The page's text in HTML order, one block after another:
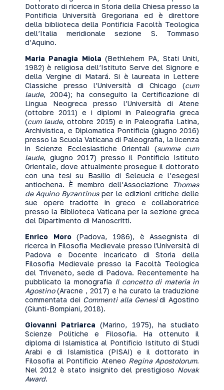
Dottorato di ricerca in Storia della Chiesa presso la
Pontificia Università Gregoriana ed è direttore
della biblioteca della Pontificia Facoltà Teologica
dell’Italia meridionale sezione S. Tommaso
d’Aquino.
Maria Panagia Miola (Bethlehem PA, Stati Uniti,
1982) è religiosa dell’Istituto Serve del Signore e
della Vergine di Matará. Si è laureata in Lettere
Classiche presso l’Università di Chicago (cum
laude, 2004); ha conseguito la Certificazione di
Lingua Neogreca presso l’Università di Atene
(ottobre 2011) e i diplomi in Paleografia greca
(cum laude, ottobre 2015) e in Paleografia Latina,
Archivistica, e Diplomatica Pontificia (giugno 2016)
presso la Scuola Vaticana di Paleografia, la licenza
in Scienze Ecclesiastiche Orientali (summa cum
laude, giugno 2017) presso il Pontificio Istituto
Orientale, dove attualmente prosegue il dottorato
con una tesi su Basilio di Seleucia e l’esegesi
antiochena. È membro dell’Associazione
Thomas
de Aquino Byzantinusper le edizioni critiche delle
sue opere tradotte in greco e collaboratrice
presso la Biblioteca Vaticana per la sezione greca
del Dipartimento di Manoscritti.
Enrico Moro(Padova, 1986), è Assegnista di
ricerca in Filosofia Medievale presso l'Università di
Padova e Docente incaricato di Storia della
Filosofia Medievale presso la Facoltà Teologica
del Triveneto, sede di Padova. Recentemente ha
pubblicato la monografia Il concetto di materia in
Agostino(Aracne , 2017) e ha curato la traduzione
commentata dei Commenti alla Genesidi Agostino
(Giunti-Bompiani, 2018).
Giovanni Patriarca (Marino, 1975), ha studiato
Scienze Politiche e Filosofia. Ha ottenuto il
diploma di Islamistica al Pontificio Istituto di Studi
Arabi e di Islamistica (PISAI) e il dottorato in
Filosofia al Pontificio Ateneo Regina Apostolorum.
Nel 2012 è stato insignito del prestigioso Novak
Award.